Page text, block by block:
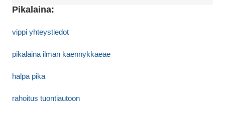
Pikalaina:
vippi yhteystiedot
pikalaina ilman kaennykkaeae
halpa pika
rahoitus tuontiautoon